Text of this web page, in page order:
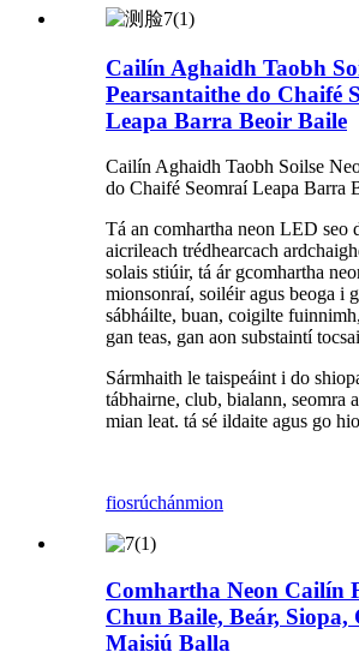
Cailín Aghaidh Taobh
Pearsantaithe do Chaifé
Leapa Barra Beoir Baile
Cailín Aghaidh Taobh Soilse
do Chaifé Seomraí Leapa Barra
Tá an comhartha neon LED seo
aicrileach trédhearcach
solais stiúir, tá ár gcomhartha
mionsonraí, soiléir agus beoga i
sábháilte, buan, coigilte
gan teas, gan aon substaintí
Sármhaith le taispeáint i do
tábhairne, club, bialann, seomra
mian leat. tá sé ildaite agus go
fiosrúchánmion
Comhartha Neon Cailín
Chun Baile, Beár, Siopa,
Maisiú Balla